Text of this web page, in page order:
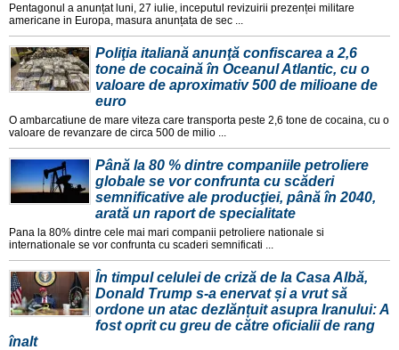
Pentagonul a anunțat luni, 27 iulie, inceputul revizuirii prezenței militare
americane in Europa, masura anunțata de sec ...
Poliţia italiană anunţă confiscarea a 2,6
tone de cocaină în Oceanul Atlantic, cu o
valoare de aproximativ 500 de milioane de
euro
O ambarcatiune de mare viteza care transporta peste 2,6 tone de cocaina, cu o
valoare de revanzare de circa 500 de milio ...
Până la 80 % dintre companiile petroliere
globale se vor confrunta cu scăderi
semnificative ale producţiei, până în 2040,
arată un raport de specialitate
Pana la 80% dintre cele mai mari companii petroliere nationale si
internationale se vor confrunta cu scaderi semnificati ...
În timpul celulei de criză de la Casa Albă,
Donald Trump s-a enervat și a vrut să
ordone un atac dezlănțuit asupra Iranului: A
fost oprit cu greu de către oficialii de rang
înalt